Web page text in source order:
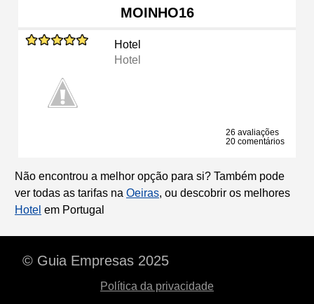
MOINHO16
Hotel
Hotel
26 avaliações
20 comentários
Não encontrou a melhor opção para si? Também pode
ver todas as tarifas na Oeiras, ou descobrir os melhores
Hotel em Portugal
© Guia Empresas 2025
Política da privacidade